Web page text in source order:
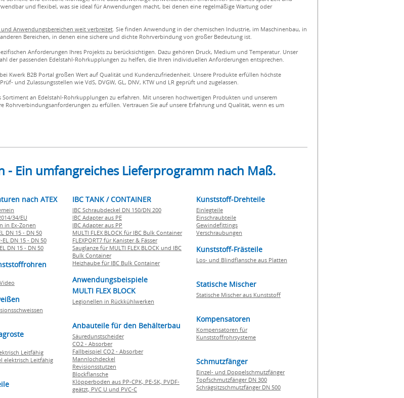
und flexibel, was sie ideal für Anwendungen macht, bei denen eine regelmäßige Wartung oder
Anwendungsbereichen weit verbreitet. Sie finden Anwendung in der chemischen Industrie, im Maschinenbau, in
Bereichen, in denen eine sichere und dichte Rohrverbindung von großer Bedeutung ist.
Anforderungen Ihres Projekts zu berücksichtigen. Dazu gehören Druck, Medium und Temperatur. Unser
der passenden Edelstahl-Rohrkupplungen zu helfen, die Ihren individuellen Anforderungen entsprechen.
Kwerk B2B Portal großen Wert auf Qualität und Kundenzufriedenheit. Unsere Produkte erfüllen höchste
und Zulassungsstellen wie VdS, DVGW, GL, DNV, KTW und LR geprüft und zugelassen.
Sortiment an Edelstahl-Rohrkupplungen zu erfahren. Mit unseren hochwertigen Produkten und unserem
Rohrverbindungsanforderungen zu erfüllen. Vertrauen Sie auf unsere Erfahrung und Qualität, wenn es um
- Ein umfangreiches Lieferprogramm nach Maß.
nach ATEX
34/EU
in Ex-Zonen
DN 15 - DN 50
DN 15 - DN 50
DN 15 - DN 50
Leitfähig
elektrisch Leitfähig
IBC TANK / CONTAINER
IBC Schraubdeckel DN 150/DN 200
IBC Adapter aus PE
IBC Adapter aus PP
MULTI FLEX BLOCK für IBC Bulk Container
FLEXPORT7 für Kanister & Fässer
Sauglanze für MULTI FLEX BLOCK und IBC
Bulk Container
Heizhaube für IBC Bulk Container
Anwendungsbeispiele
MULTI FLEX BLOCK
Legionellen in Rückkühlwerken
Anbauteile für den Behälterbau
Säuredunstscheider
CO2 - Absorber
Fallbeispiel CO2 - Absorber
Mannlochdeckel
Revisionsstutzen
Blockflansche
Klöpperboden aus PP-CPK, PE-SK, PVDF-
geätzt, PVC U und PVC-C
Kunststoff-Drehteile
Einlegteile
Einschraubteile
Gewindefittings
Verschraubungen
Kunststoff-Frästeile
Los- und Blindflansche aus Platten
Statische Mischer
Statische Mischer aus Kunststoff
Kompensatoren
Kompensatoren für
Kunststoffrohrsysteme
Schmutzfänger
Einzel- und Doppelschmutzfänger
Topfschmutzfänger DN 300
Schrägsitzschmutzfänger DN 500